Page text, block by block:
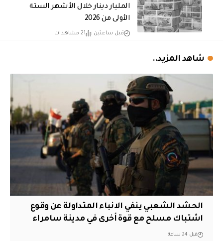
المليار دينار خلال الأشهر الستة
الأولى من 2026
قبل ساعتين 21 مشاهدات
شاهد المزيد..
الحشد الشعبي ينفي الانباء المتداولة عن وقوع
اشتباك مسلح مع قوة أخرى في مدينة سامراء
قبل 24 ساعة